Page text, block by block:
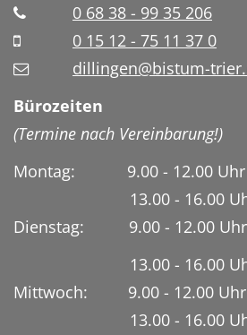
0 68 38 - 99 35 206
0 15 12 - 75 11 37 0
dillingen@bistum-
Bürozeiten
(Termine nach Vereinbarung!)
Montag: 9.00 - 12.00 Uhr
13.00 - 16.00
Dienstag:
9.00 - 12.00 Uhr
13.00 - 16.00
Mittwoch: 9.00 - 12.00 Uhr
13.00 - 16.00